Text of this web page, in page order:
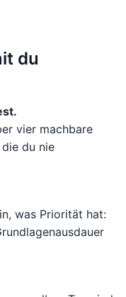
du
vier machbare
du nie
was Priorität hat: